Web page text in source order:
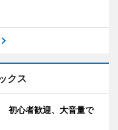
クス
初心者歓迎、大音量で